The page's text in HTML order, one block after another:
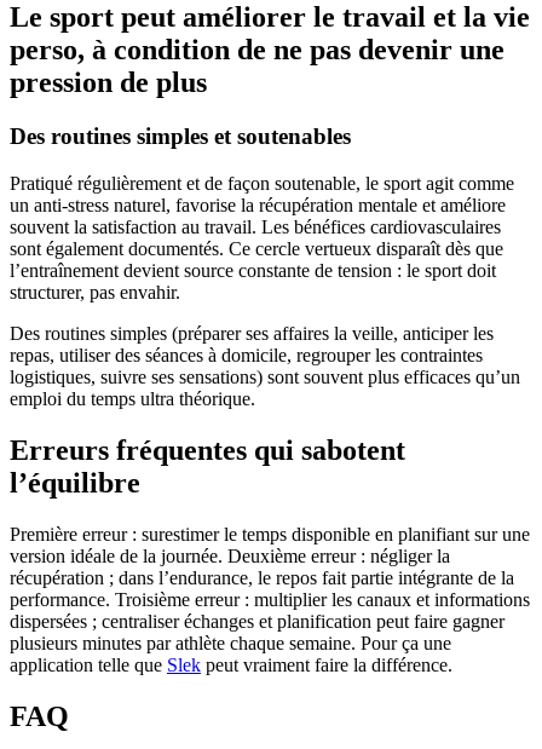
Le sport peut améliorer le travail et la vie
perso, à condition de ne pas devenir une
pression de plus
Des routines simples et soutenables
Pratiqué régulièrement et de façon soutenable, le sport agit comme
un anti-stress naturel, favorise la récupération mentale et améliore
souvent la satisfaction au travail. Les bénéfices cardiovasculaires
sont également documentés. Ce cercle vertueux disparaît dès que
l’entraînement devient source constante de tension : le sport doit
structurer, pas envahir.
Des routines simples (préparer ses affaires la veille, anticiper les
repas, utiliser des séances à domicile, regrouper les contraintes
logistiques, suivre ses sensations) sont souvent plus efficaces qu’un
emploi du temps ultra théorique.
Erreurs fréquentes qui sabotent
l’équilibre
Première erreur : surestimer le temps disponible en planifiant sur une
version idéale de la journée. Deuxième erreur : négliger la
récupération ; dans l’endurance, le repos fait partie intégrante de la
performance. Troisième erreur : multiplier les canaux et informations
dispersées ; centraliser échanges et planification peut faire gagner
plusieurs minutes par athlète chaque semaine. Pour ça une
application telle que Slek peut vraiment faire la différence.
FAQ